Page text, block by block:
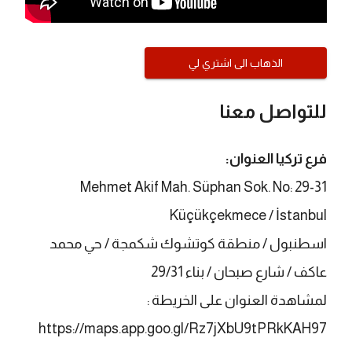
الذهاب الى اشتري لي
للتواصل معنا
فرع تركيا العنوان:
Mehmet Akif Mah. Süphan Sok. No: 29-31
Küçükçekmece / İstanbul
اسطنبول / منطقة كوتشوك شكمجة / حي محمد
عاكف / شارع صبحان / بناء 29/31
لمشاهدة العنوان على الخريطة :
https://maps.app.goo.gl/Rz7jXbU9tPRkKAH97